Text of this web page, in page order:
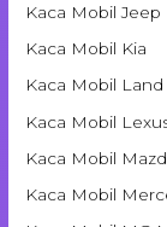
Kaca Mobil Jeep
Kaca Mobil Kia
Kaca Mobil
Kaca Mobil
Kaca Mobil
Kaca Mobil